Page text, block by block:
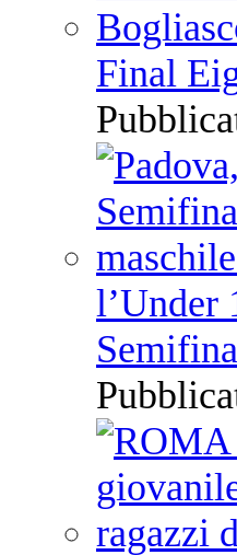
Final
l’Under